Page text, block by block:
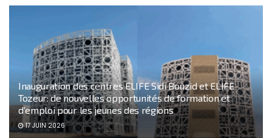
Inauguration des centres ELIFE Sidi Bouzid et ELIFE
Tozeur: de nouvelles opportunités de formation et
d’emploi pour les jeunes des régions
17 JUIN 2026